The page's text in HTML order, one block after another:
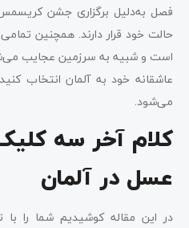
فصل به‌دلیل برگزاری جشن کریسمس،
حالت خود قرار دارند. همچنین
است و شبیه به سرزمین عجایب
عاشقانه خود به آلمان انتخاب
می‌شود.
کلام آخر سه
عسل در آلمان
در این مقاله کوشیدیم شما را